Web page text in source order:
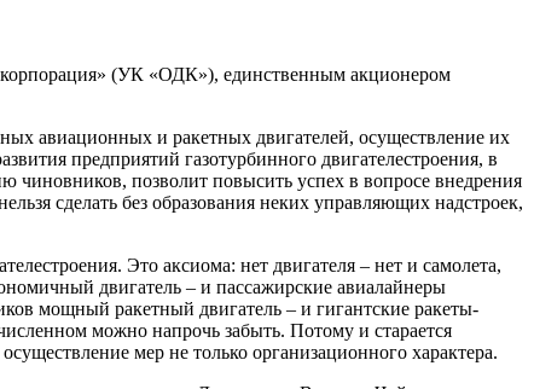
корпорация» (УК «ОДК»), единственным акционером
авиационных и ракетных двигателей, осуществление их
предприятий газотурбинного двигателестроения, в
чиновников, позволит повысить успех в вопросе внедрения
сделать без образования неких управляющих надстроек,
Это аксиома: нет двигателя – нет и самолета,
двигатель – и пассажирские авиалайнеры
мощный ракетный двигатель – и гигантские ракеты-
можно напрочь забыть. Потому и старается
мер не только организационного характера.